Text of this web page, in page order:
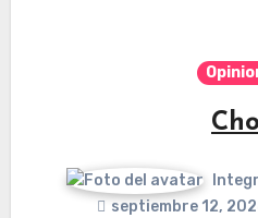
septiembre 12,